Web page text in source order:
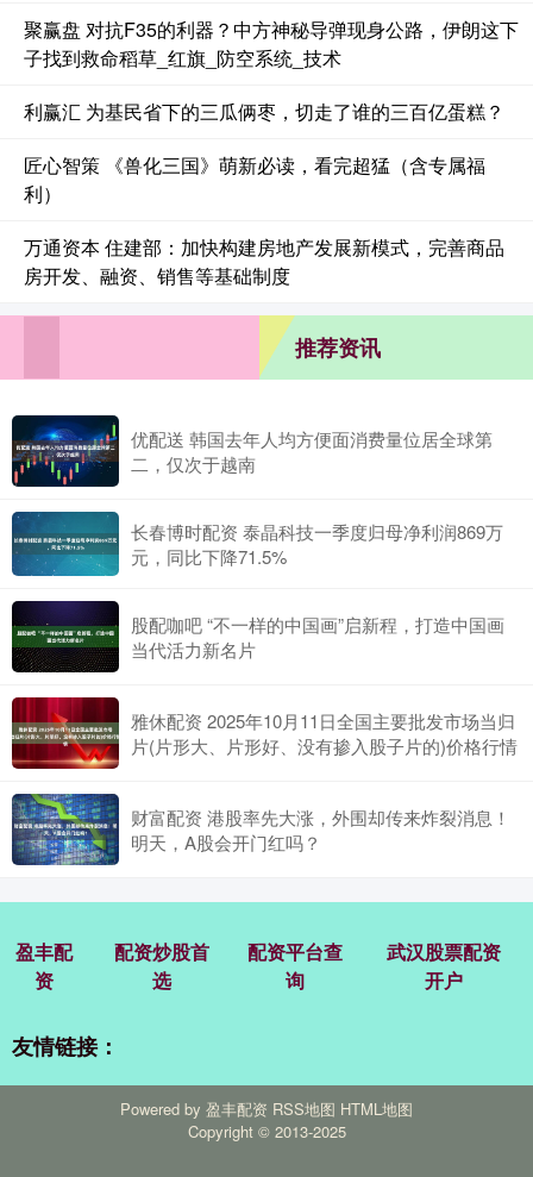
聚赢盘 对抗F35的利器？中方神秘导弹现身公路，伊朗这下
子找到救命稻草_红旗_防空系统_技术
利赢汇 为基民省下的三瓜俩枣，切走了谁的三百亿蛋糕？
匠心智策 《兽化三国》萌新必读，看完超猛（含专属福
利）
万通资本 住建部：加快构建房地产发展新模式，完善商品
房开发、融资、销售等基础制度
推荐资讯
优配送 韩国去年人均方便面消费量位居全球第
二，仅次于越南
长春博时配资 泰晶科技一季度归母净利润869万
元，同比下降71.5%
股配咖吧 “不一样的中国画”启新程，打造中国画
当代活力新名片
雅休配资 2025年10月11日全国主要批发市场当归
片(片形大、片形好、没有掺入股子片的)价格行情
财富配资 港股率先大涨，外围却传来炸裂消息！
明天，A股会开门红吗？
盈丰配
资
配资炒股首
选
配资平台查
询
武汉股票配资
开户
友情链接：
Powered by 盈丰配资 RSS地图 HTML地图
Copyright © 2013-2025